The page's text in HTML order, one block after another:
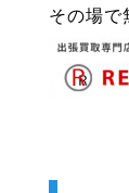
その場で